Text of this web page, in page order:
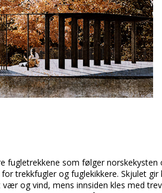
fugletrekkene som følger
trekkfugler og fuglekikkere. Skjulet
og vind, mens innsiden kles med